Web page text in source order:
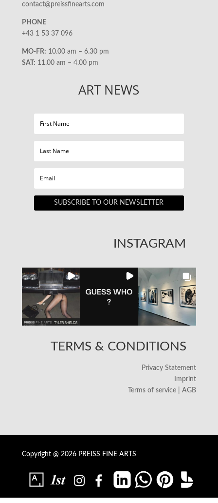
contact@preissfinearts.com
PHONE
+43 1 53 37 096
MO-FR: 10.00 am – 6.30 pm
SAT: 11.00 am – 4.00 pm
ART NEWS
SUBSCRIBE TO OUR NEWSLETTER
INSTAGRAM
TERMS & CONDITIONS
Privacy Statement
Imprint
Terms of service | AGB
Copyright @ 2026 PREISS FINE ARTS